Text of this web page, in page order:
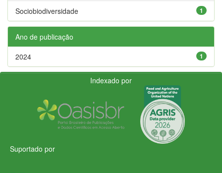
1
Sociobiodiversidade
Ano de publicação
1
2024
Indexado por
Suportado por